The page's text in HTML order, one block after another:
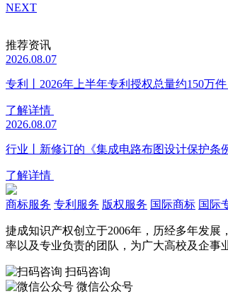
NEXT
推荐资讯
2026.08.07
专利丨2026年上半年专利授权总量约150万
了解详情
2026.08.07
行业丨新修订的《集成电路布图设计保护条
了解详情
商标服务 专利服务 版权服务 国际商标 国际
捷成知识产权创立于2006年，历经多年发
率以及专业负责的团队，为广大高校及企事
扫码咨询
微信公众号